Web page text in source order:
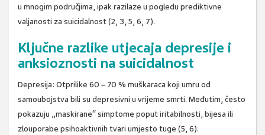
u mnogim područjima, ipak razilaze u pogledu prediktivne
valjanosti za suicidalnost (2, 3, 5, 6, 7).
Ključne razlike utjecaja depresije i
anksioznosti na suicidalnost
Depresija: Otprilike 60 – 70 % muškaraca koji umru od
samoubojstva bili su depresivni u vrijeme smrti. Međutim, često
pokazuju „maskirane“ simptome poput iritabilnosti, bijesa ili
zlouporabe psihoaktivnih tvari umjesto tuge (5, 6).